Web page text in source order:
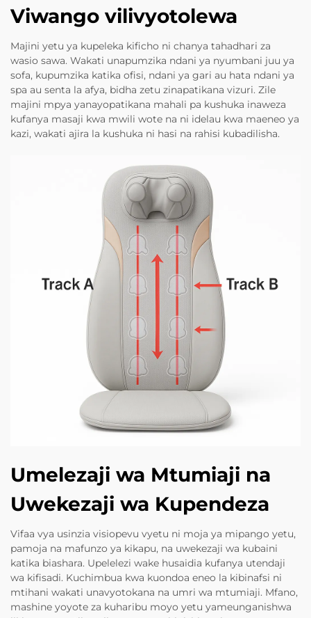
Viwango vilivyotolewa
Majini yetu ya kupeleka kificho ni chanya tahadhari za
wasio sawa. Wakati unapumzika ndani ya nyumbani juu ya
sofa, kupumzika katika ofisi, ndani ya gari au hata ndani ya
spa au senta la afya, bidha zetu zinapatikana vizuri. Zile
majini mpya yanayopatikana mahali pa kushuka inaweza
kufanya masaji kwa mwili wote na ni idelau kwa maeneo ya
kazi, wakati ajira la kushuka ni hasi na rahisi kubadilisha.
Umelezaji wa Mtumiaji na
Uwekezaji wa Kupendeza
Vifaa vya usinzia visiopevu vyetu ni moja ya mipango yetu,
pamoja na mafunzo ya kikapu, na uwekezaji wa kubaini
katika biashara. Upelelezi wake husaidia kufanya utendaji
wa kifisadi. Kuchimbua kwa kuondoa eneo la kibinafsi ni
mtihani wakati unavyotokana na umri wa mtumiaji. Mfano,
mashine yoyote za kuharibu moyo yetu yameunganishwa